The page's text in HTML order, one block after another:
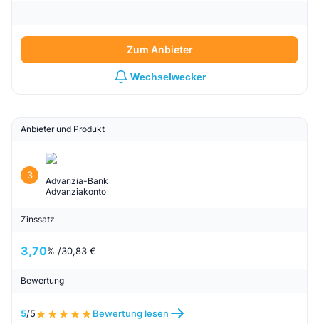
Zum Anbieter
Wechselwecker
Anbieter und Produkt
3
Advanzia-Bank
Advanziakonto
Zinssatz
3,70% /30,83 €
Bewertung
5/5 Bewertung lesen